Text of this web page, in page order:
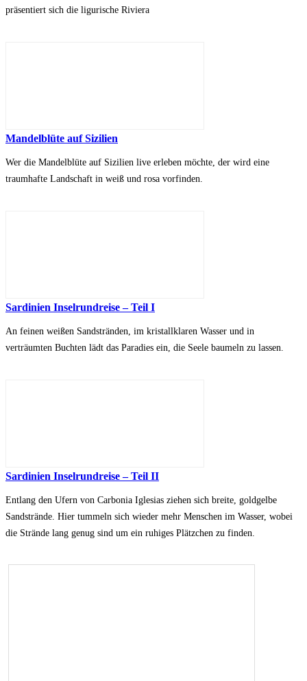
präsentiert sich die ligurische Riviera
Mandelblüte auf Sizilien
Wer die Mandelblüte auf Sizilien live erleben möchte, der wird eine
traumhafte Landschaft in weiß und rosa vorfinden.
Sardinien Inselrundreise – Teil I
An feinen weißen Sandstränden, im kristallklaren Wasser und in
verträumten Buchten lädt das Paradies ein, die Seele baumeln zu lassen.
Sardinien Inselrundreise – Teil II
Entlang den Ufern von Carbonia Iglesias ziehen sich breite, goldgelbe
Sandstrände. Hier tummeln sich wieder mehr Menschen im Wasser, wobei
die Strände lang genug sind um ein ruhiges Plätzchen zu finden.